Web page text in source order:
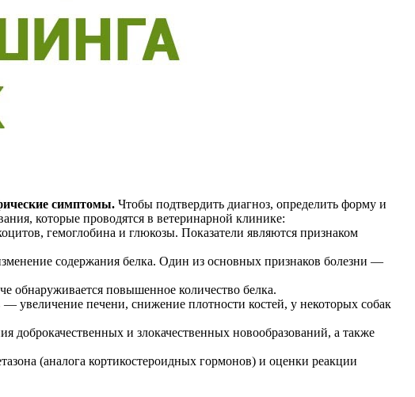
симптомы. Чтобы подтвердить диагноз, определить форму и
которые проводятся в ветеринарной клинике:
гемоглобина и глюкозы. Показатели являются признаком
содержания белка. Один из основных признаков болезни —
обнаруживается повышенное количество белка.
увеличение печени, снижение плотности костей, у некоторых собак
доброкачественных и злокачественных новообразований, а также
(аналога кортикостероидных гормонов) и оценки реакции